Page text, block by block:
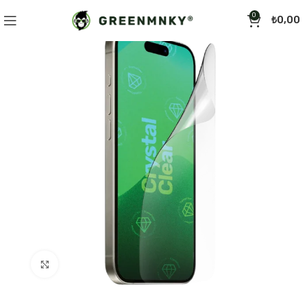
0 ₺0,00
Click to enlarge